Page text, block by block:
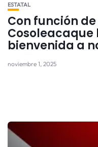
ESTATAL
Con función
Cosoleacaque
bienvenida a
noviembre 1, 2025